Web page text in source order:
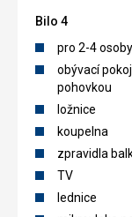
Bilo 4
pro 2-4 osoby
obývací
pohovkou
ložnice
koupelna
zpravidla
TV
lednice